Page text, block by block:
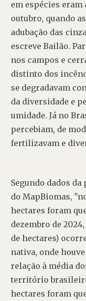
em espécies eram
outubro, quando
adubação das
escreve Bailão.
nos campos e
distinto dos
se degradavam
da diversidade e
umidade. Já no
percebiam, de
fertilizavam e
Segundo dados
do MapBiomas,
hectares foram
dezembro de
de hectares)
nativa, onde
relação à média
território
hectares foram